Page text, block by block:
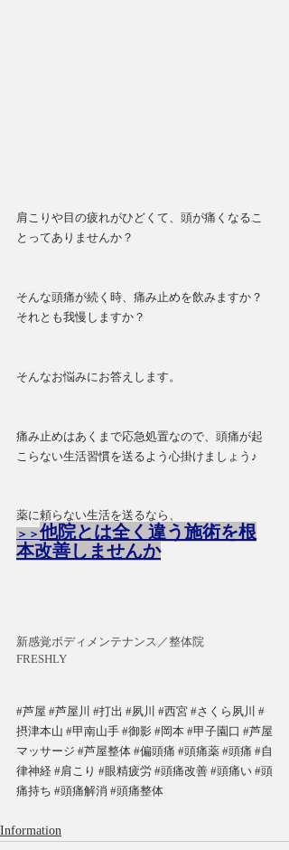
肩こりや目の疲れがひどくて、頭が痛くなるこ
とってありませんか？
そんな頭痛が続く時、痛み止めを飲みますか？
それとも我慢しますか？
そんなお悩みにお答えします。
痛み止めはあくまで応急処置なので、頭痛が起
こらない生活習慣を送るよう心掛けましょう♪
薬に頼らない生活を送るなら、
＞＞ 他院とは全く違う施術を根
本改善しませんか
新感覚ボディメンテナンス／整体院
FRESHLY
#芦屋 #芦屋川 #打出 #夙川 #西宮 #さくら夙川 #
摂津本山 #甲南山手 #御影 #岡本 #甲子園口 #芦屋
マッサージ #芦屋整体 #偏頭痛 #頭痛薬 #頭痛 #自
律神経 #肩こり #眼精疲労 #頭痛改善 #頭痛い #頭
痛持ち #頭痛解消 #頭痛整体
Information